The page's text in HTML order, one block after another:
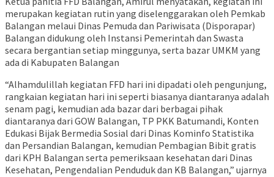
merupakan kegiatan rutin yang diselenggarakan oleh Pemkab
Balangan melaui Dinas Pemuda dan Pariwisata (Disporapar)
Balangan didukung oleh Instansi Pemerintah dan Swasta
secara bergantian setiap minggunya, serta bazar UMKM yang
ada di Kabupaten Balangan
“Alhamdulillah kegiatan FFD hari ini dipadati oleh pengunjung,
rangkaian kegiatan hari ini seperti biasanya diantaranya adalah
senam pagi, kemudian ada bazar dari berbagai pihak
diantaranya dari GOW Balangan, TP PKK Batumandi, Konten
Edukasi Bijak Bermedia Sosial dari Dinas Kominfo Statistika
dan Persandian Balangan, kemudian Pembagian Bibit gratis
dari KPH Balangan serta pemeriksaan kesehatan dari Dinas
Kesehatan, Pengendalian Penduduk dan KB Balangan,” ujarnya